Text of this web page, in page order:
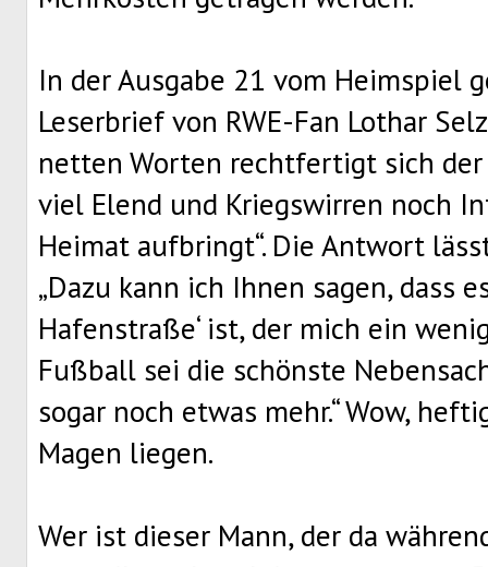
In der Ausgabe 21 vom Heimspiel
Leserbrief von RWE-Fan Lothar
netten Worten rechtfertigt sich der
viel Elend und Kriegswirren noch
Heimat aufbringt“. Die Antwort
„Dazu kann ich Ihnen sagen, dass
Hafenstraße‘ ist, der mich ein
Fußball sei die schönste
sogar noch etwas mehr.“ Wow,
Magen liegen.
Wer ist dieser Mann, der da